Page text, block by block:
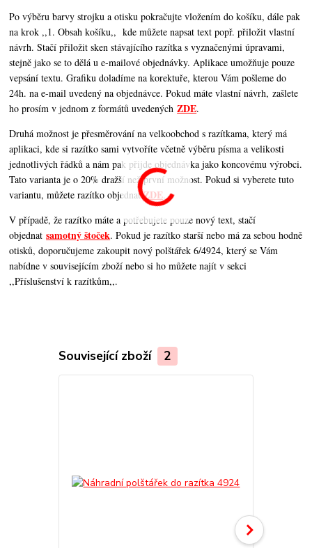
Po výběru barvy strojku a otisku pokračujte vložením do košíku, dále pak
na krok ,,1. Obsah košíku,, kde můžete napsat text popř. přiložit vlastní
návrh. Stačí přiložit sken stávajícího razítka s vyznačenými úpravami,
stejně jako se to dělá u e-mailové objednávky. Aplikace umožňuje pouze
vepsání textu. Grafiku doladíme na korektuře, kterou Vám pošleme do
24h. na e-mail uvedený na objednávce. Pokud máte vlastní návrh, zašlete
ho prosím v jednom z formátů uvedenýchZDE.
Druhá možnost je přesměrování na velkoobchod s razítkama, který má
aplikaci, kde si razítko sami vytvoříte včetně výběru písma a velikosti
jednotlivých řádků a nám pak přijde objednávka jako koncovému výrobci.
Tato varianta je o 20% dražší než první možnost. Pokud si vyberete tuto
variantu, můžete razítko objednatZDE.
V případě, že razítko máte a potřebujete pouze nový text, stačí
objednatsamotný štoček. Pokud je razítko starší nebo má za sebou hodně
otisků, doporučujeme zakoupit nový polštářek 6/4924, který se Vám
nabídne v souvisejícím zboží nebo si ho můžete najít v sekci
,,Příslušenství k razítkům,,.
Související zboží 2